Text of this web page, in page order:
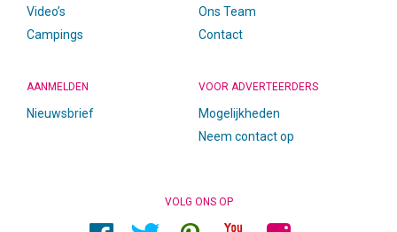
Video’s
Campings
Ons Team
Contact
AANMELDEN
Nieuwsbrief
VOOR ADVERTEERDERS
Mogelijkheden
Neem contact op
VOLG ONS OP